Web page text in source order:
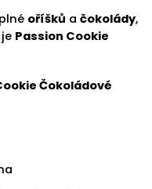
oříšků a čokolády,
Passion Cookie
Čokoládové